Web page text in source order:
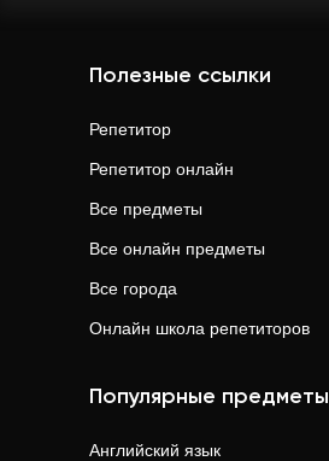
Полезные ссылки
Репетитор
Репетитор онлайн
Все предметы
Все онлайн предметы
Все города
Онлайн школа репетиторов
Популярные предметы
Английский язык